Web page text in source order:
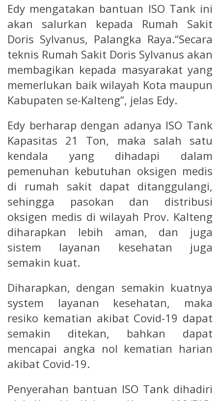
Edy mengatakan bantuan ISO Tank ini
akan salurkan kepada Rumah Sakit
Doris Sylvanus, Palangka Raya.“Secara
teknis Rumah Sakit Doris Sylvanus akan
membagikan kepada masyarakat yang
memerlukan baik wilayah Kota maupun
Kabupaten se-Kalteng”, jelas Edy.
Edy berharap dengan adanya ISO Tank
Kapasitas 21 Ton, maka salah satu
kendala yang dihadapi dalam
pemenuhan kebutuhan oksigen medis
di rumah sakit dapat ditanggulangi,
sehingga pasokan dan distribusi
oksigen medis di wilayah Prov. Kalteng
diharapkan lebih aman, dan juga
sistem layanan kesehatan juga
semakin kuat.
Diharapkan, dengan semakin kuatnya
system layanan kesehatan, maka
resiko kematian akibat Covid-19 dapat
semakin ditekan, bahkan dapat
mencapai angka nol kematian harian
akibat Covid-19.
Penyerahan bantuan ISO Tank dihadiri